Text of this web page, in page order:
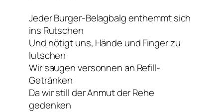
Jeder Burger-Belagbalg enthemmt sich
ins Rutschen
Und nötigt uns, Hände und Finger zu
lutschen
Wir saugen versonnen an Refill-
Getränken
Da wir still der Anmut der Rehe
gedenken